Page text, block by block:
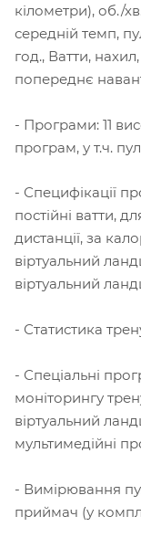
кілометри), об./
середній темп,
год., Ватти,
попереднє
- Програми: 11
програм, у т.ч.
- Специфікації
постійні ватти,
дистанції, за
віртуальний
віртуальний
- Статистика
- Спеціальні
моніторингу
віртуальний
мультимедійні
- Вимірювання
приймач (у